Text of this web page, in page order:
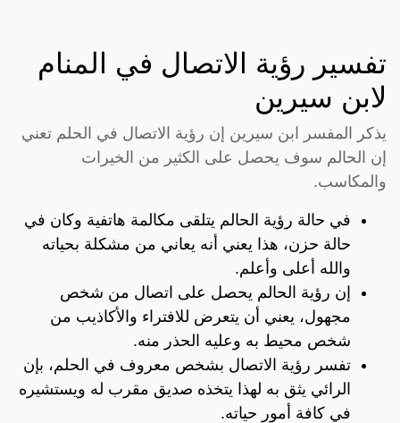
تفسير رؤية الاتصال في المنام
لابن سيرين
يذكر المفسر ابن سيرين إن رؤية الاتصال في الحلم تعني
إن الحالم سوف يحصل على الكثير من الخيرات
والمكاسب.
في حالة رؤية الحالم يتلقى مكالمة هاتفية وكان في
حالة حزن، هذا يعني أنه يعاني من مشكلة بحياته
والله أعلى وأعلم.
إن رؤية الحالم يحصل على اتصال من شخص
مجهول، يعني أن يتعرض للافتراء والأكاذيب من
شخص محيط به وعليه الحذر منه.
تفسر رؤية الاتصال بشخص معروف في الحلم، بإن
الرائي يثق به لهذا يتخذه صديق مقرب له ويستشيره
في كافة أمور حياته.